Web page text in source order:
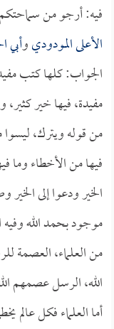
فيه: أرجو من
الأعلى المودوديوأبي
الجواب: كلها كتب
مفيدة، فيها خير
من قوله ويترك،
فيها من الأخطاء وما
الخير ودعوا إلى
موجود بحمد الله
من العلماء، العصمة
الله، الرسل عصمهم
أما العلماء فكل